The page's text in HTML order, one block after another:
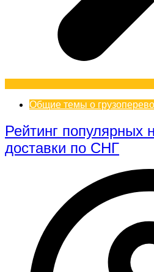
Общие темы о
Рейтинг популярных
доставки по СНГ